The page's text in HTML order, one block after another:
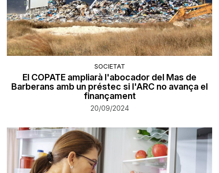
SOCIETAT
El COPATE ampliarà l'abocador del Mas de
Barberans amb un préstec si l'ARC no avança el
finançament
20/09/2024